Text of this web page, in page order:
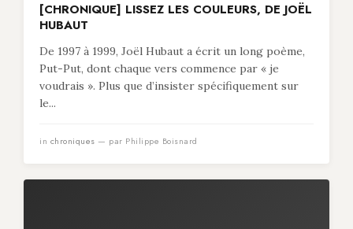
[CHRONIQUE] LISSEZ LES COULEURS, DE JOËL
HUBAUT
De 1997 à 1999, Joël Hubaut a écrit un long poème,
Put-Put, dont chaque vers commence par « je
voudrais ». Plus que d’insister spécifiquement sur
le...
in chroniques — par Philippe Boisnard